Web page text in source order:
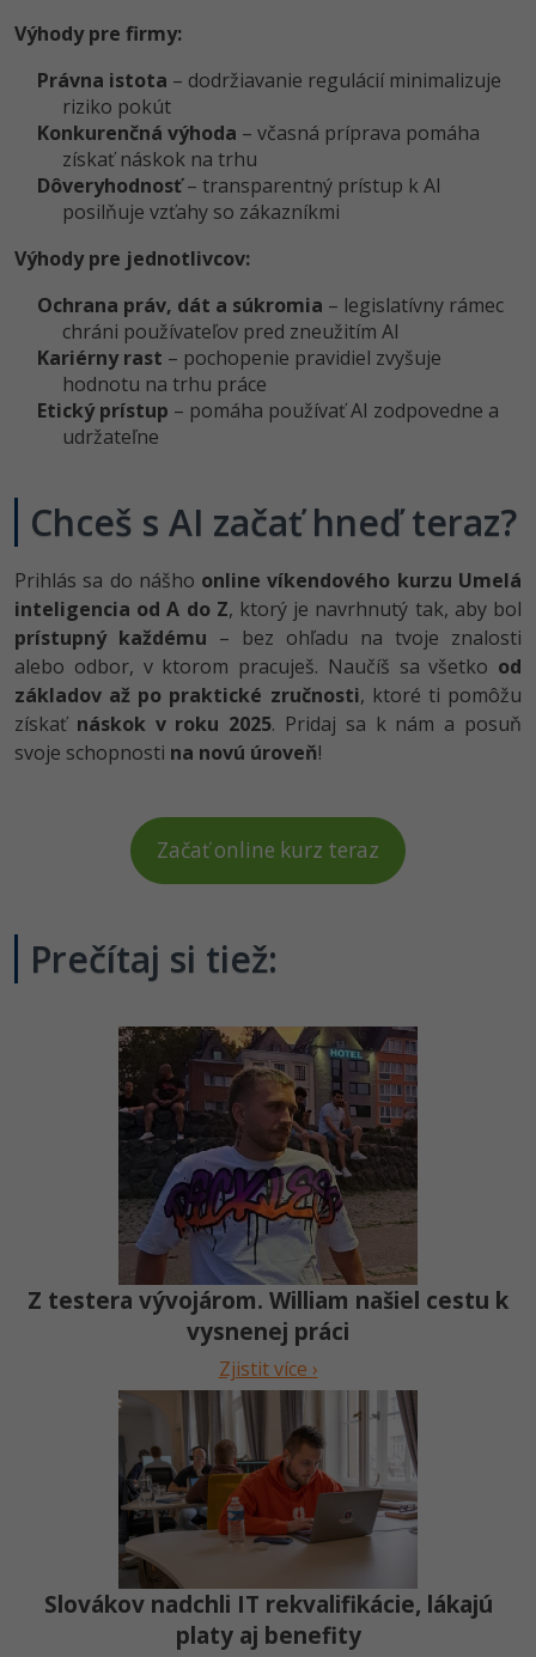
Výhody pre firmy:
Právna istota – dodržiavanie regulácií minimalizuje
riziko pokút
Konkurenčná výhoda – včasná príprava pomáha
získať náskok na trhu
Dôveryhodnosť– transparentný prístup k AI
posilňuje vzťahy so zákazníkmi
Výhody pre jednotlivcov:
Ochrana práv, dát a súkromia – legislatívny rámec
chráni používateľov pred zneužitím AI
Kariérny rast – pochopenie pravidiel zvyšuje
hodnotu na trhu práce
Etický prístup – pomáha používať AI zodpovedne a
udržateľne
Chceš s AI začať hneď teraz?
Prihlás sa do nášho online víkendového kurzu Umelá
inteligencia od A do Z, ktorý je navrhnutý tak, aby bol
prístupný každému – bez ohľadu na tvoje znalosti
alebo odbor, v ktorom pracuješ. Naučíš sa všetko od
základov až po praktické zručnosti, ktoré ti pomôžu
získať náskok v roku 2025. Pridaj sa k nám a posuň
svoje schopnosti na novú úroveň!
Začať online kurz teraz
Prečítaj si tiež:
Z testera vývojárom. William našiel cestu k
vysnenej práci
Zjistit více ›
Slovákov nadchli IT rekvalifikácie, lákajú
platy aj benefity